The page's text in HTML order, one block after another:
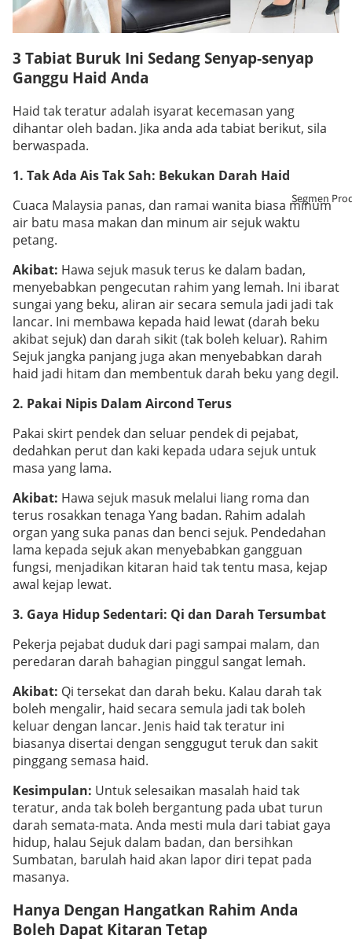
Segmen
3 Tabiat Buruk Ini Sedang Senyap-senyap
Ganggu Haid Anda
Haid tak teratur adalah isyarat kecemasan yang
dihantar oleh badan. Jika anda ada tabiat berikut, sila
berwaspada.
1. Tak Ada Ais Tak Sah: Bekukan Darah Haid
Cuaca Malaysia panas, dan ramai wanita biasa minum
air batu masa makan dan minum air sejuk waktu
petang.
Akibat: Hawa sejuk masuk terus ke dalam badan,
menyebabkan pengecutan rahim yang lemah. Ini ibarat
sungai yang beku, aliran air secara semula jadi jadi tak
lancar. Ini membawa kepada haid lewat (darah beku
akibat sejuk) dan darah sikit (tak boleh keluar). Rahim
Sejuk jangka panjang juga akan menyebabkan darah
haid jadi hitam dan membentuk darah beku yang degil.
2. Pakai Nipis Dalam Aircond Terus
Pakai skirt pendek dan seluar pendek di pejabat,
dedahkan perut dan kaki kepada udara sejuk untuk
masa yang lama.
Akibat: Hawa sejuk masuk melalui liang roma dan
terus rosakkan tenaga Yang badan. Rahim adalah
organ yang suka panas dan benci sejuk. Pendedahan
lama kepada sejuk akan menyebabkan gangguan
fungsi, menjadikan kitaran haid tak tentu masa, kejap
awal kejap lewat.
3. Gaya Hidup Sedentari: Qi dan Darah Tersumbat
Pekerja pejabat duduk dari pagi sampai malam, dan
peredaran darah bahagian pinggul sangat lemah.
Akibat: Qi tersekat dan darah beku. Kalau darah tak
boleh mengalir, haid secara semula jadi tak boleh
keluar dengan lancar. Jenis haid tak teratur ini
biasanya disertai dengan senggugut teruk dan sakit
pinggang semasa haid.
Kesimpulan: Untuk selesaikan masalah haid tak
teratur, anda tak boleh bergantung pada ubat turun
darah semata-mata. Anda mesti mula dari tabiat gaya
hidup, halau Sejuk dalam badan, dan bersihkan
Sumbatan, barulah haid akan lapor diri tepat pada
masanya.
Hanya Dengan Hangatkan Rahim Anda
Boleh Dapat Kitaran Tetap